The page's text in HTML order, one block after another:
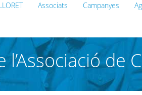
Associats Campanyes